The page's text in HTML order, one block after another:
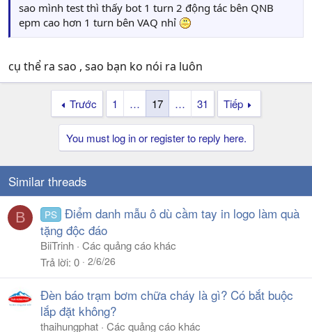
sao mình test thì thấy bot 1 turn 2 động tác bên QNB
epm cao hơn 1 turn bên VAQ nhỉ
cụ thể ra sao , sao bạn ko nói ra luôn
Trước 1 … 17 … 31 Tiếp
You must log in or register to reply here.
Similar threads
B PS Điểm danh mẫu ô dù cầm tay in logo làm quà
tặng độc đáo
BiiTrinh Các quảng cáo khác
Trả lời 0 2/6/26
Đèn báo trạm bơm chữa cháy là gì? Có bắt buộc
lắp đặt không?
thaihungphat Các quảng cáo khác